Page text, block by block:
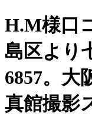
H.M様口
島区より
6857。大
真館撮影